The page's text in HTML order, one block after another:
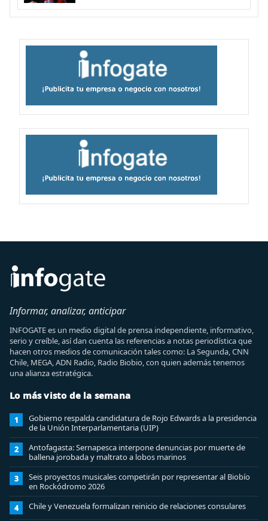
Informar, analizar, anticipar
INFOGATE es un medio digital de prensa independiente, informativo,
serio y creíble, así dan cuenta las referencias a notas periodística que
hacen otros medios de comunicación tales como: La Segunda, CNN
Chile, MEGA, ADN Radio, Radio Biobio, con quien además tenemos
una alianza estratégica.
Lo más visto de la semana
1
Gobierno respalda candidatura de Rojo Edwards a la presidencia
de la Unión Interparlamentaria (UIP)
2
Antofagasta: Sernapesca interpone denuncias por muerte de
ballena jorobada y maltrato a lobos marinos
3
Seis proyectos musicales competirán por representar al Biobío
en Rockódromo 2026
4 Chile y Venezuela formalizan reinicio de relaciones consulares